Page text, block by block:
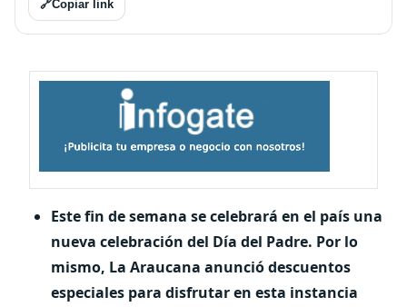
🔗Copiar link
Este fin de semana se celebrará en el país una
nueva celebración del Día del Padre. Por lo
mismo, La Araucana anunció descuentos
especiales para disfrutar en esta instancia